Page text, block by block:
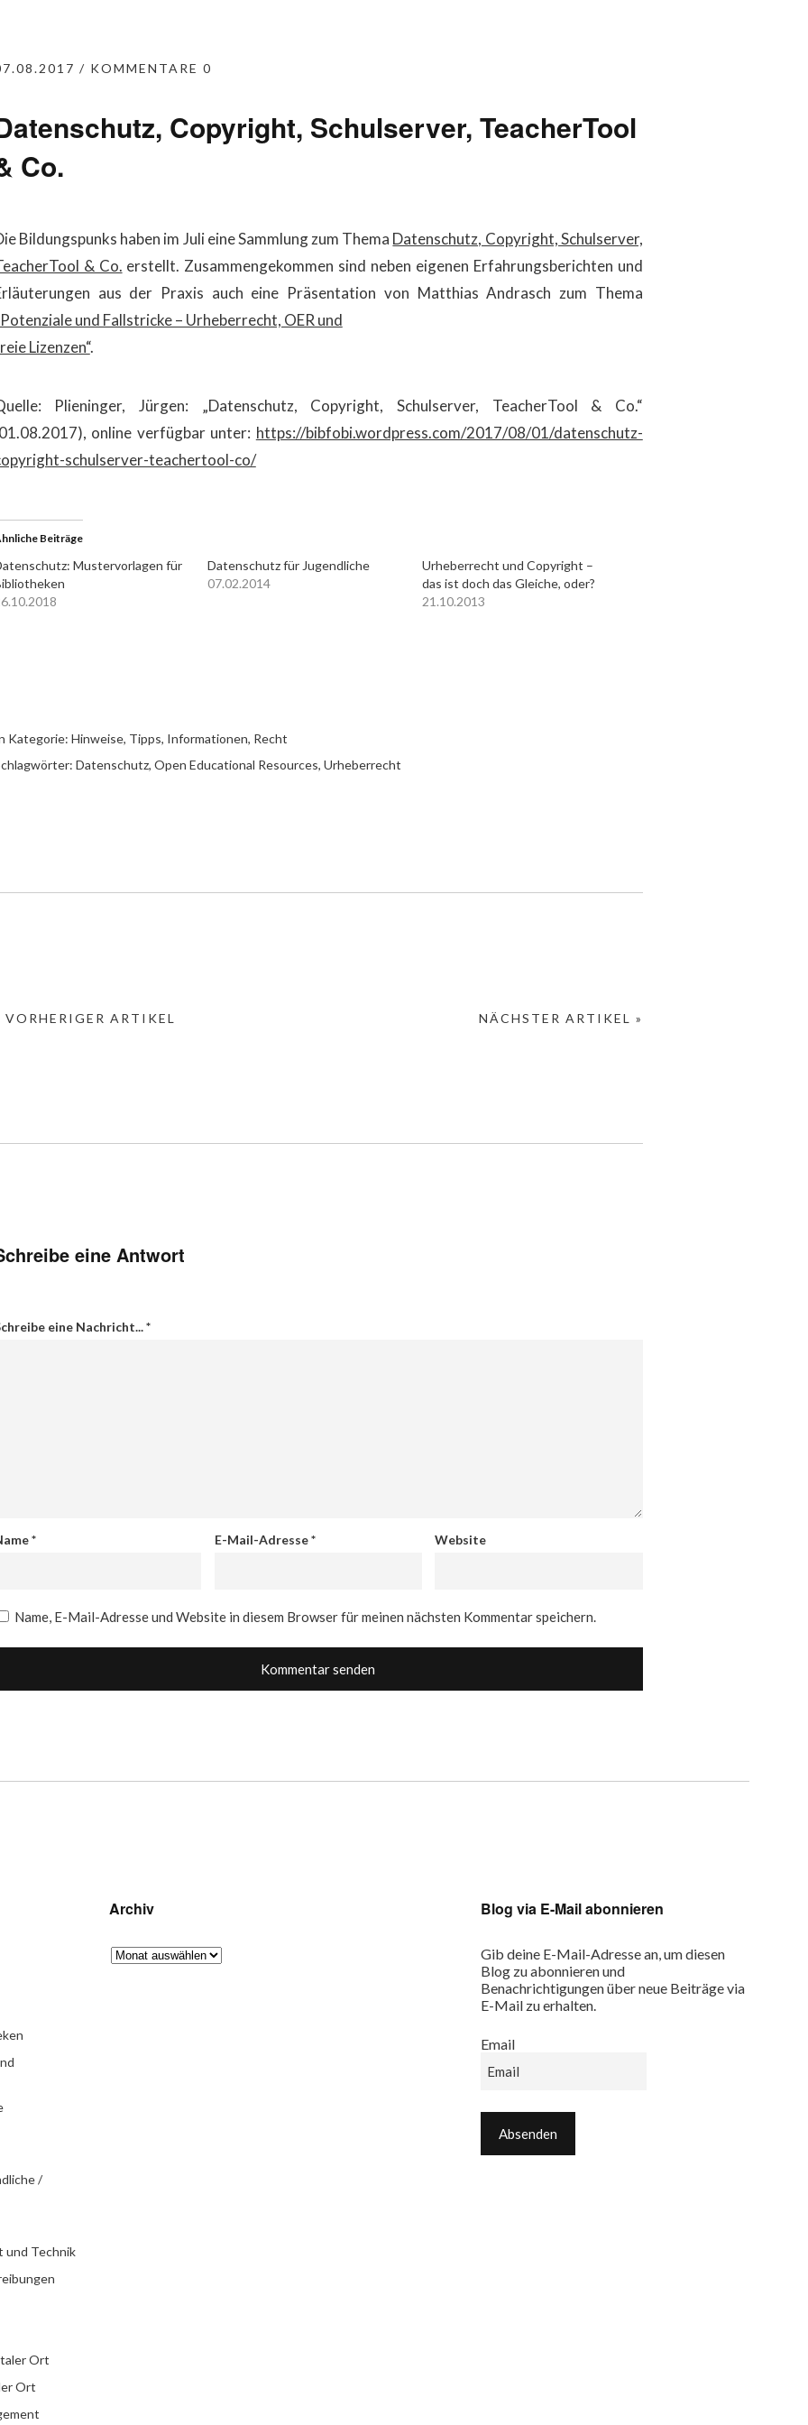
KOMMENTARE 0
Copyright, Schulserver, TeacherTool
Co.
Bildungspunks haben im Juli eine Sammlung zum Thema Datenschutz, Copyright, Schulserver,
& Co. erstellt. Zusammengekommen sind neben eigenen Erfahrungsberichten und
aus der Praxis auch eine Präsentation von Matthias Andrasch zum Thema
und Fallstricke – Urheberrecht, OER und
Lizenzen“.
Plieninger, Jürgen: „Datenschutz, Copyright, Schulserver, TeacherTool & Co.“
online verfügbar unter: https://bibfobi.wordpress.com/2017/08/01/datenschutz-
schulserver-teachertool-co/
Beiträge
Mustervorlagen für
Datenschutz für Jugendliche
07.02.2014
Urheberrecht und Copyright –
das ist doch das Gleiche, oder?
21.10.2013
Kategorie: Hinweise, Tipps, Informationen, Recht
Datenschutz, Open Educational Resources, Urheberrecht
NÄCHSTER ARTIKEL »
VORHERIGER ARTIKEL
eine Antwort
eine Nachricht...*
* E-Mail-Adresse* Website
Name, E-Mail-Adresse und Website in diesem Browser für meinen nächsten Kommentar speichern.
/
und Technik
Ort
Ort
Archiv Blog via E-Mail abonnieren
Gib deine E-Mail-Adresse an, um diesen
Blog zu abonnieren und
Benachrichtigungen über neue Beiträge via
E-Mail zu erhalten.
Email